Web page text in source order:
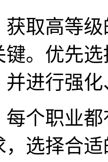
获取高等
键。优先
并进行强
每个职业
，选择合